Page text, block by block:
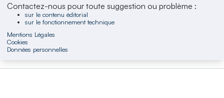
Contactez-nous pour toute suggestion ou problème :
sur le contenu éditorial
sur le fonctionnement technique
Mentions Légales
Cookies
Données personnelles